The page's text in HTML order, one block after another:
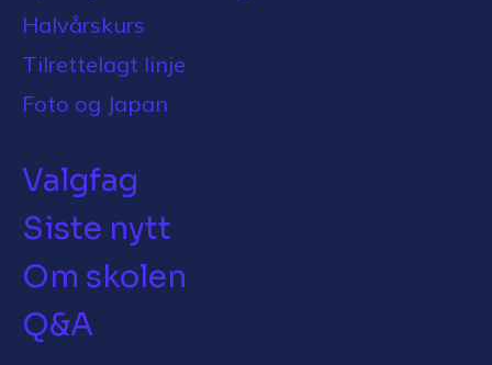
Halvårskurs
Tilrettelagt linje
Foto og Japan
Valgfag
Siste nytt
Om skolen
Q&A